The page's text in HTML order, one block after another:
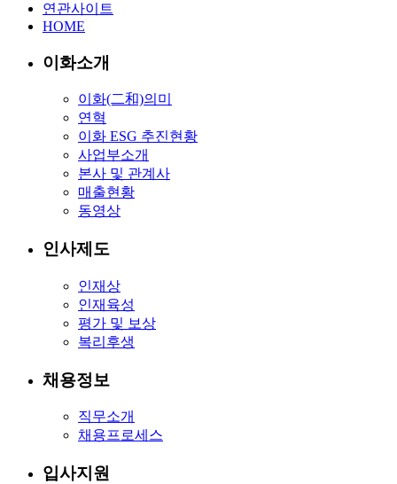
연관사이트
HOME
이화소개
이화(二和)의미
연혁
이화 ESG 추진현황
사업부소개
본사 및 관계사
매출현황
동영상
인사제도
인재상
인재육성
평가 및 보상
복리후생
채용정보
직무소개
채용프로세스
입사지원